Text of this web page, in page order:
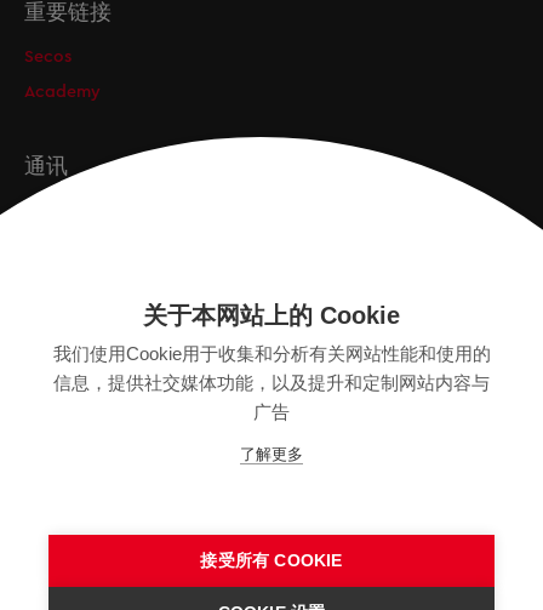
重要链接
Secos
Academy
通讯
SITEMAP
关于本网站上的 Cookie
我们使用Cookie用于收集和分析有关网站性能和使用的
信息，提供社交媒体功能，以及提升和定制网站内容与
广告
了解更多
接受所有 COOKIE